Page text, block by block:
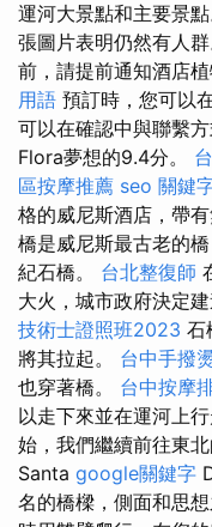
運河大景點和主要景點
張圖片表明仍然有人群
前，請提前通知酒店植
用語 預訂時，您可以
可以在確認中與聯繫
Flora夢想的9.4分。
區按摩推薦 seo 關鍵
格的威尼斯酒店，帶
橋是威尼斯最古老的
紀石橋。 台北整復師
大火，城市政府決定
技術士證照班2023 石
將其拉起。 台中手撥
也穿著橋。 台中按摩
以走下來並在運河上行
始，我們繼續前往東
Santa google關鍵字
名的橋樑，側面和思